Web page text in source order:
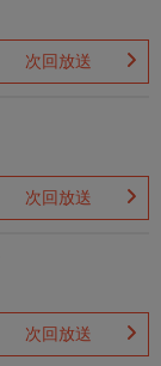
次回放送
次回放送
次回放送